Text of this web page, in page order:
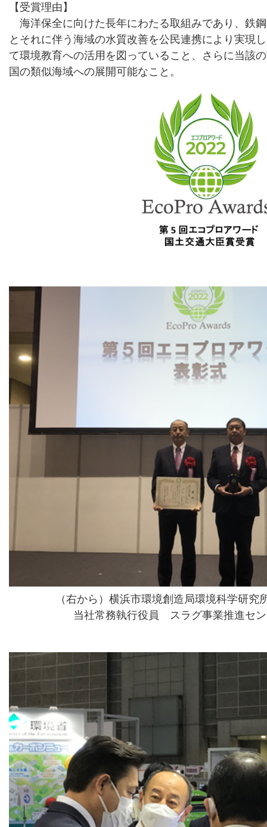
【受賞理由】
海洋保全に向けた長年にわたる取組みであり、鉄
とそれに伴う海域の水質改善を公民連携により実現
て環境教育への活用を図っていること、さらに当該
国の類似海域への展開可能なこと。
（右から）横浜市環境創造局環境科学研
当社常務執行役員 スラグ事業推進セ